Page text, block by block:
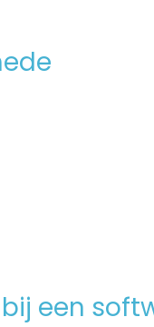
een